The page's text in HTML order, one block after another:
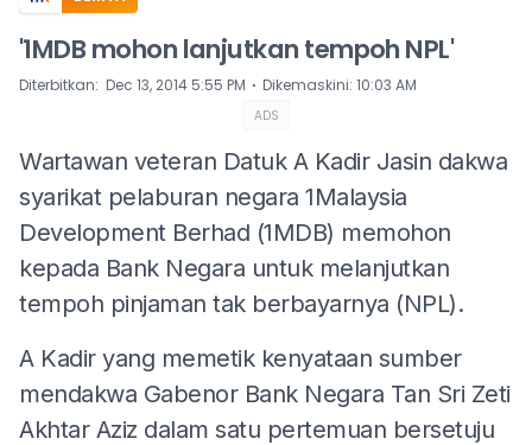
'1MDB mohon lanjutkan tempoh NPL'
Diterbitkan: Dec 13, 2014 5:55 PM ⋅ Dikemaskini: 10:03 AM
ADS
Wartawan veteran Datuk A Kadir Jasin dakwa
syarikat pelaburan negara 1Malaysia
Development Berhad (1MDB) memohon
kepada Bank Negara untuk melanjutkan
tempoh pinjaman tak berbayarnya (NPL).
A Kadir yang memetik kenyataan sumber
mendakwa Gabenor Bank Negara Tan Sri Zeti
Akhtar Aziz dalam satu pertemuan bersetuju